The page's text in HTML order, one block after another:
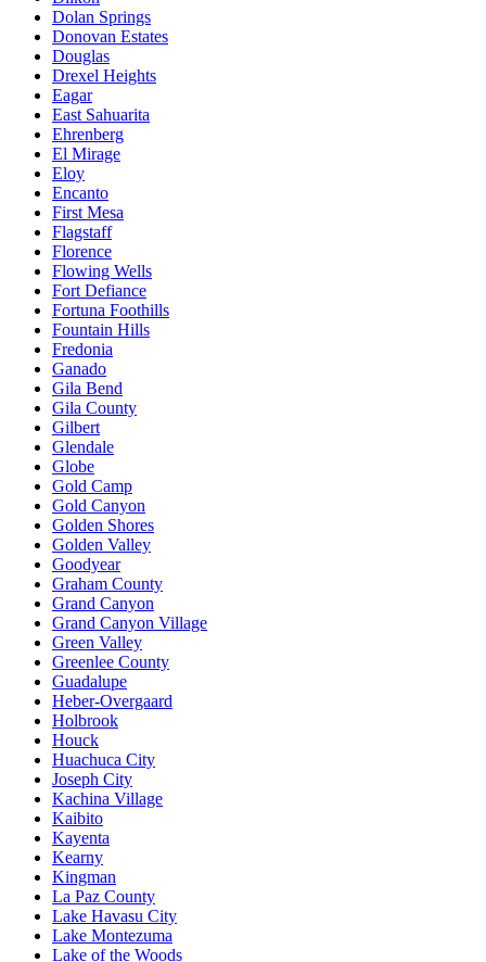
Dolan Springs
Donovan Estates
Douglas
Drexel Heights
Eagar
East Sahuarita
Ehrenberg
El Mirage
Eloy
Encanto
First Mesa
Flagstaff
Florence
Flowing Wells
Fort Defiance
Fortuna Foothills
Fountain Hills
Fredonia
Ganado
Gila Bend
Gila County
Gilbert
Glendale
Globe
Gold Camp
Gold Canyon
Golden Shores
Golden Valley
Goodyear
Graham County
Grand Canyon
Grand Canyon Village
Green Valley
Greenlee County
Guadalupe
Heber-Overgaard
Holbrook
Houck
Huachuca City
Joseph City
Kachina Village
Kaibito
Kayenta
Kearny
Kingman
La Paz County
Lake Havasu City
Lake Montezuma
Lake of the Woods